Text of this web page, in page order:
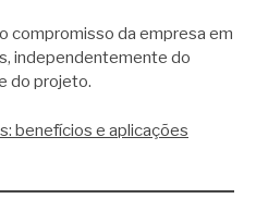
compromisso da empresa em
independentemente do
do projeto.
benefícios e aplicações